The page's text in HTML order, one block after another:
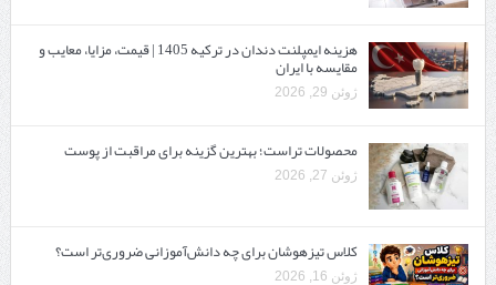
هزینه ایمپلنت دندان در ترکیه 1405 | قیمت، مزایا، معایب و
مقایسه با ایران
ژوئن 29, 2026
محصولات تراست؛ بهترین گزینه برای مراقبت از پوست
ژوئن 27, 2026
کلاس تیزهوشان برای چه دانش‌آموزانی ضروری‌تر است؟
ژوئن 16, 2026